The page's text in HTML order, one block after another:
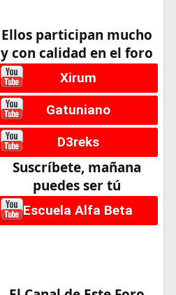
Ellos participan mucho
y con calidad en el foro
Xirum
Gatuniano
D3reks
Suscríbete, mañana
puedes ser tú
Escuela Alfa Beta